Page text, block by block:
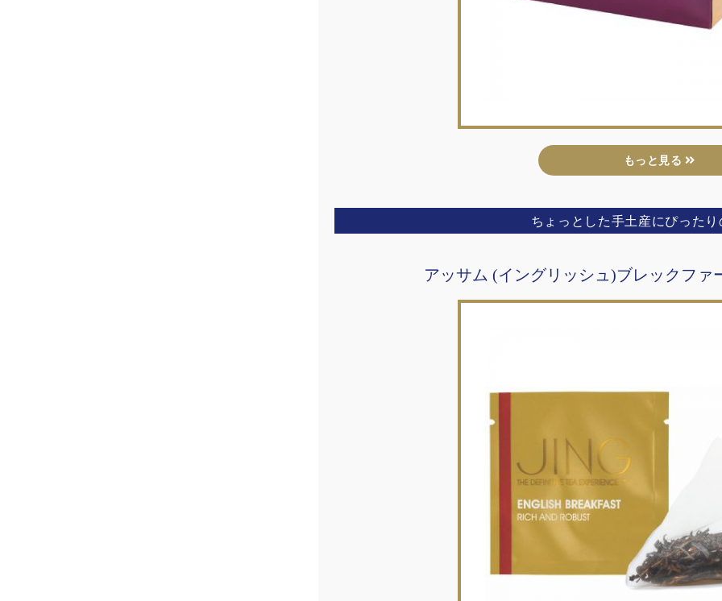
もっと見る
ちょっとした手土産にぴった
アッサム (イングリッシュ)ブレックファ